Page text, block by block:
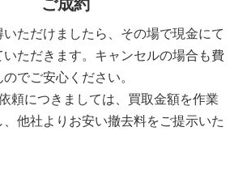
ご成約
ただけましたら、その場で現金にて
ただきます。キャンセルの場合も費
でご安心ください。
頼につきましては、買取金額を作業
他社よりお安い撤去料をご提示いた